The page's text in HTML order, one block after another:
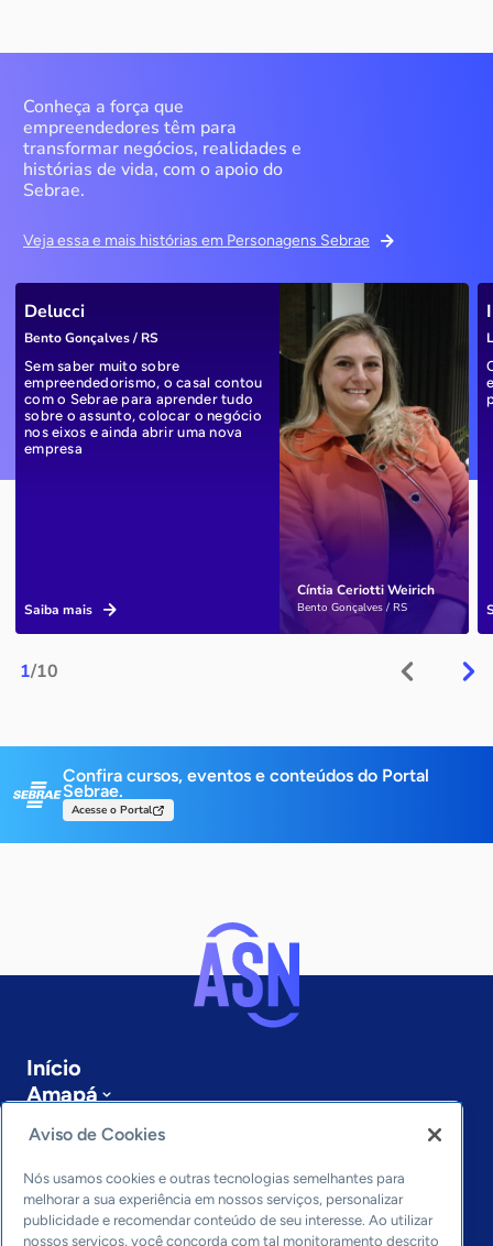
Conheça a força que
empreendedores têm para
transformar negócios, realidades e
histórias de vida, com o apoio do
Sebrae.
Veja essa e mais histórias em Personagens Sebrae
1/10
Cíntia Ceriotti Weirich
Bento Gonçalves / RS
Delucci
Bento Gonçalves / RS
Sem saber muito sobre
empreendedorismo, o casal contou
com o Sebrae para aprender tudo
sobre o assunto, colocar o negócio
nos eixos e ainda abrir uma nova
empresa
Saiba mais
Confira cursos, eventos e conteúdos do Portal
Sebrae.
Acesse o Portal
Início
Amapá
Sobre a ASN
Últimas notícias
Entre em contato
Editorias
Aviso de Cookies
Nós usamos cookies e outras tecnologias semelhantes para
melhorar a sua experiência em nossos serviços, personalizar
publicidade e recomendar conteúdo de seu interesse. Ao utilizar
nossos serviços, você concorda com tal monitoramento descrito